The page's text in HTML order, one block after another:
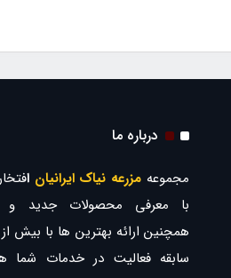
درباره ما
مجموعه مزرعه نیاک ایرانیانا
با معرفی محصولات جدید و
سابقه فعالیت در خدمات شما